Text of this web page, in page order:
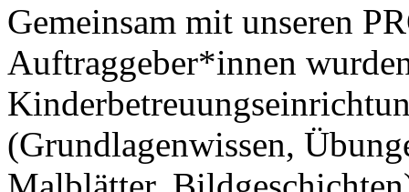
Gemeinsam mit unseren
Auftraggeber*innen
(Grundlagenwissen,